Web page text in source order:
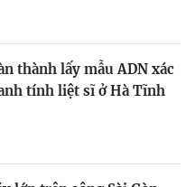
thành lấy mẫu ADN xác
tính liệt sĩ ở Hà Tĩnh